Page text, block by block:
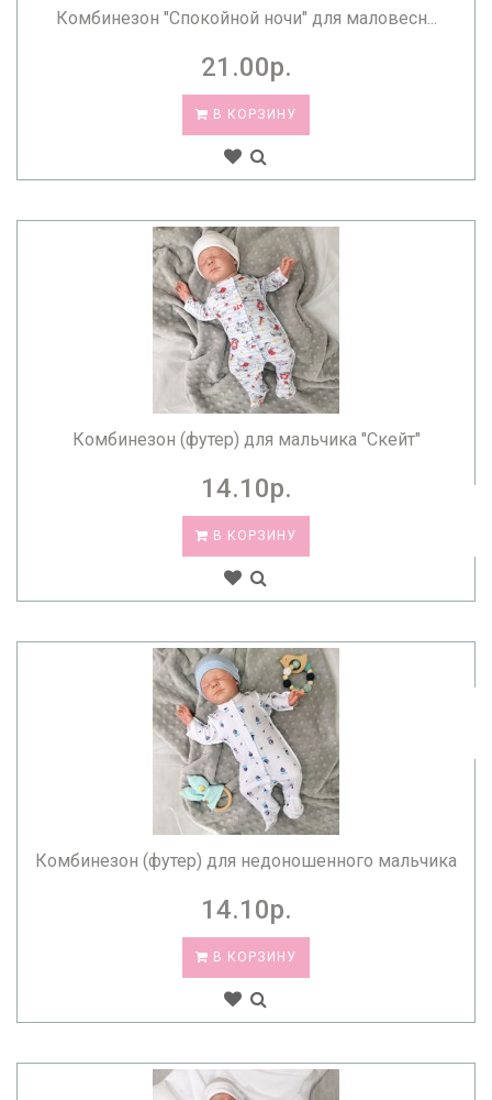
Комбинезон "Спокойной ночи" для маловесн...
21.00р.
В КОРЗИНУ
Комбинезон (футер) для мальчика "Скейт"
14.10р.
В КОРЗИНУ
Комбинезон (футер) для недоношенного мальчика
14.10р.
В КОРЗИНУ